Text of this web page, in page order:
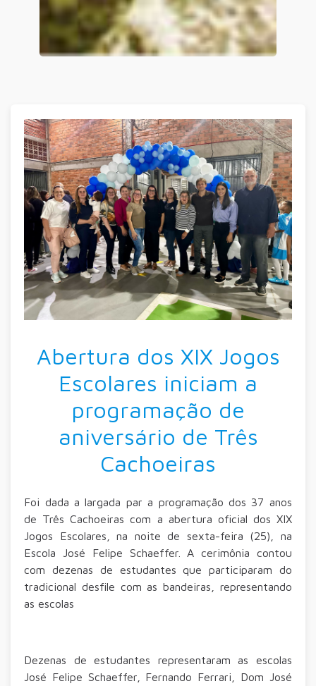
Abertura dos XIX Jogos
Escolares iniciam a
programação de
aniversário de Três
Cachoeiras
Foi dada a largada par a programação dos 37 anos
de Três Cachoeiras com a abertura oficial dos XIX
Jogos Escolares, na noite de sexta-feira (25), na
Escola José Felipe Schaeffer. A cerimônia contou
com dezenas de estudantes que participaram do
tradicional desfile com as bandeiras, representando
as escolas
Dezenas de estudantes representaram as escolas
José Felipe Schaeffer, Fernando Ferrari, Dom José